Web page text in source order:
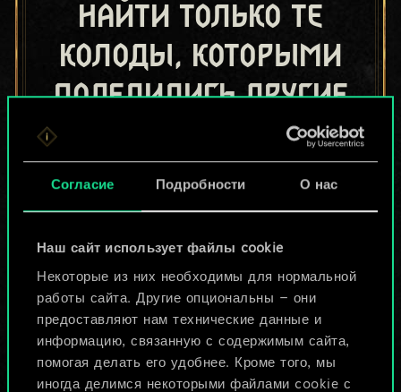
Согласие Подробности О нас
Наш сайт использует файлы cookie
Некоторые из них необходимы для нормальной
работы сайта. Другие опциональны — они
предоставляют нам технические данные и
информацию, связанную с содержимым сайта,
помогая делать его удобнее. Кроме того, мы
иногда делимся некоторыми файлами cookie с
найти только те
колоды, которыми
поделились другие
Но их может быть
больше!
Назвать колоду и описать её
ИЛИ